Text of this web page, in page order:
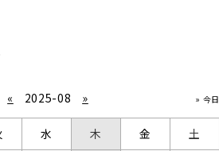
« 2025-08 » » 今日
水 木 金
土